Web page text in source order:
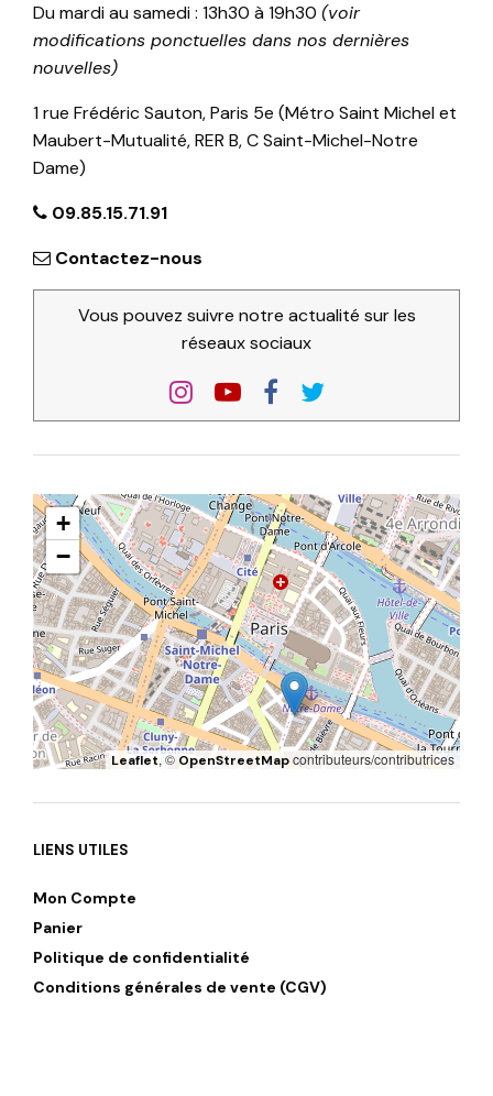
Du mardi au samedi : 13h30 à 19h30 (voir
modifications ponctuelles dans nos dernières
nouvelles)
1 rue Frédéric Sauton, Paris 5e (Métro Saint Michel et
Maubert-Mutualité, RER B, C Saint-Michel-Notre
Dame)
09.85.15.71.91
Contactez-nous
Vous pouvez suivre notre actualité sur les
réseaux sociaux
+
−
Leaflet, ©OpenStreetMapcontributeurs/contributrices
LIENS UTILES
Mon Compte
Panier
Politique de confidentialité
Conditions générales de vente (CGV)